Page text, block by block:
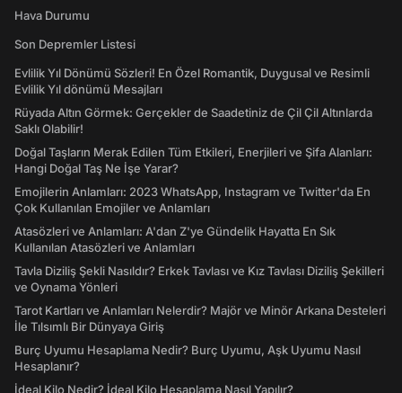
Hava Durumu
Son Depremler Listesi
Evlilik Yıl Dönümü Sözleri! En Özel Romantik, Duygusal ve Resimli
Evlilik Yıl dönümü Mesajları
Rüyada Altın Görmek: Gerçekler de Saadetiniz de Çil Çil Altınlarda
Saklı Olabilir!
Doğal Taşların Merak Edilen Tüm Etkileri, Enerjileri ve Şifa Alanları:
Hangi Doğal Taş Ne İşe Yarar?
Emojilerin Anlamları: 2023 WhatsApp, Instagram ve Twitter'da En
Çok Kullanılan Emojiler ve Anlamları
Atasözleri ve Anlamları: A'dan Z'ye Gündelik Hayatta En Sık
Kullanılan Atasözleri ve Anlamları
Tavla Diziliş Şekli Nasıldır? Erkek Tavlası ve Kız Tavlası Diziliş Şekilleri
ve Oynama Yönleri
Tarot Kartları ve Anlamları Nelerdir? Majör ve Minör Arkana Desteleri
İle Tılsımlı Bir Dünyaya Giriş
Burç Uyumu Hesaplama Nedir? Burç Uyumu, Aşk Uyumu Nasıl
Hesaplanır?
İdeal Kilo Nedir? İdeal Kilo Hesaplama Nasıl Yapılır?